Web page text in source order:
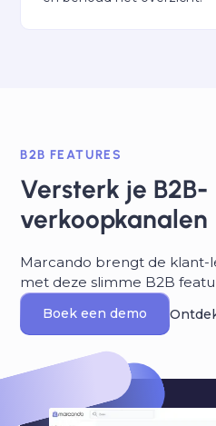
B2B FEATURES
Versterk je B2B-
verkoopkanalen
Marcando brengt de klant-
met deze slimme B2B
Boek een demo